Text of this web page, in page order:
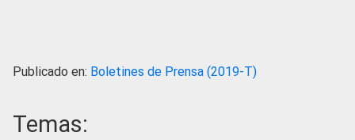
Publicado en: Boletines de Prensa (2019-T)
Temas: